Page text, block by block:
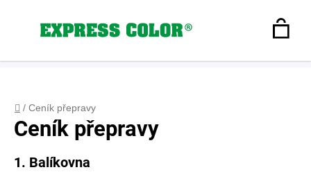
Hledat
Domů
/ Ceník přepravy
Ceník přepravy
1. Balíkovna